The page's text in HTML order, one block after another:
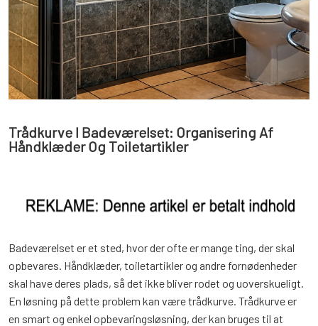
Trådkurve I Badeværelset: Organisering Af
Håndklæder Og Toiletartikler
Badeværelset er et sted, hvor der ofte er mange ting, der skal
opbevares. Håndklæder, toiletartikler og andre fornødenheder
skal have deres plads, så det ikke bliver rodet og uoverskueligt.
En løsning på dette problem kan være trådkurve. Trådkurve er
en smart og enkel opbevaringsløsning, der kan bruges til at